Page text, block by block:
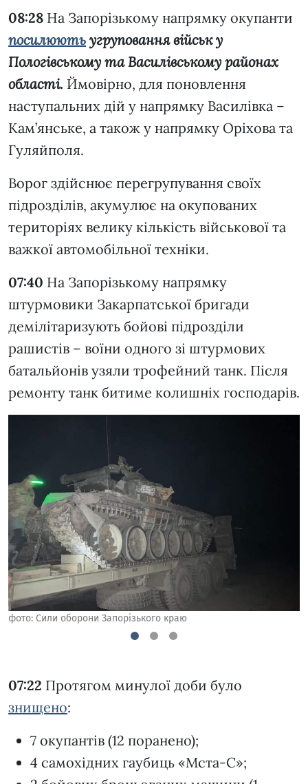
08:28 На Запорізькому напрямку окупанти
посилюють угруповання військ у
Пологівському та Василівському районах
області. Ймовірно, для поновлення
наступальних дій у напрямку Василівка –
Кам’янське, а також у напрямку Оріхова та
Гуляйполя.
Ворог здійснює перегрупування своїх
підрозділів, акумулює на окупованих
територіях велику кількість військової та
важкої автомобільної техніки.
07:40 На Запорізькому напрямку
штурмовики Закарпатської бригади
демілітаризують бойові підрозділи
рашистів – воїни одного зі штурмових
батальйонів узяли трофейний танк. Після
ремонту танк битиме колишніх господарів.
фото: Сили оборони Запорізького краю
07:22 Протягом минулої доби було
знищено:
7 окупантів (12 поранено);
4 самохідних гаубиць «Мста-С»;